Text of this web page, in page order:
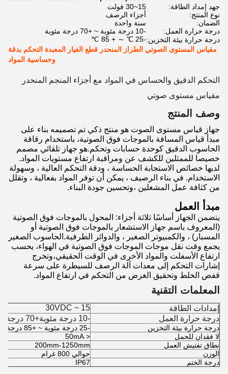
جهد إمداد الطاقة:
15~30 فولت
نوع المنتج:
أجزاء الرصف
الضمان:
سنة واحدة
درجة حرارة العمل:
-10 درجة مئوية ~ +70 درجة مئوية
درجة حرارة بيئة التخزين:-25 ℃ ～ + 85 ℃
مقياس المستوى الصوتي الطراز المنحدر قطع الغيار المعبدة التحكم بدقة
وحساسية المواد
التحكم الدقيق والحساس في المواد مع أجزاء المنجم المنحدر
مقياس مستوى صوتي
وصف المنتج
جهاز قياس مستوى الصوت هو منتج ذكي تم تصميمه بناء على
مبدأ قياس المسافة بالموجات فوق الصوتية، باستخدام رقاقة
الحاسوب الدقيق كوحدة حسابات وتحكم.هو جهاز تلقائي مصمم
خصيصا للممثلين للكشف عن ومراقبة ارتفاع مستويات المواد.
لديها خصائص الاستجابة الحساسة ، ودقة التحكم العالية ، وسهولة
الاستخدام. في بناء الرصيف ، يمكن أن توفر المواد بفعالية ، وتقلل
من كثافة عمل المشغلين ،وتحسين جودة البناء.
مبدأ العمل
يتضمن الجهاز أساسًا ثلاثة أجزاء: المحول بالموجات فوق الصوتية
(المعروف باسم جهاز الاستشعار بالموجات فوق الصوتية أو
المسبار) ، والكمبيوتر الصغير ، والدوائر الطرفية.الحاسوب الصغير
يجمع وقت نقل موجات الموجات فوق الصوتية في الهواء، يحسب
ارتفاع الأسفلت والمواد الأخرى في الوقت الحقيقي،وتخرج
إشارات التحكم إلى معدات آلة الرصف للسيطرة على سرعة
قفص الخلط وتحقيق الغرض من التحكم في ارتفاع المواد.
المعلمات التقنية
إمدادات الطاقة
15 ~ 30VDC
درجة حرارة العمل
-10 درجة مئوية+70 درجة مئوية
درجة حرارة بيئة التخزين
-25 درجة مئوية ~ +85 درجة مئوية
لا فقدان للحمل
< 50mA
نطاق تفتيش العمل
200mm-1250mm
الوزن
حوالي 800 غرام
درجة الختم
IP67